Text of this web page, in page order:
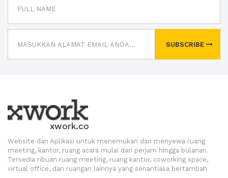
SUBSCRIBE
xwork.co
Website dan Aplikasi untuk menemukan dan menyewa ruang
meeting, kantor, ruang acara mulai dari perjam hingga bulanan.
Tersedia ribuan ruang meeting, ruang kantor, coworking space,
virtual office, dan ruangan lainnya yang senantiasa bertambah